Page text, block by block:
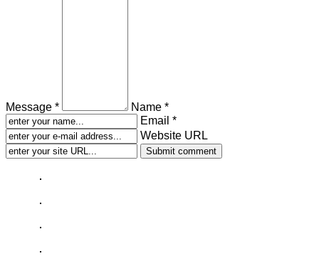
Message *
Name *
Email *
Website URL